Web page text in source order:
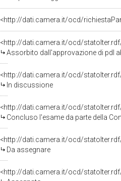
<http://dati.camera.it/ocd/
<http://dati.camera.it/ocd/
Assorbito dall'approvazione di pdl
<http://dati.camera.it/ocd/
In discussione
<http://dati.camera.it/ocd/
Concluso l'esame da parte della
<http://dati.camera.it/ocd/
Da assegnare
<http://dati.camera.it/ocd/